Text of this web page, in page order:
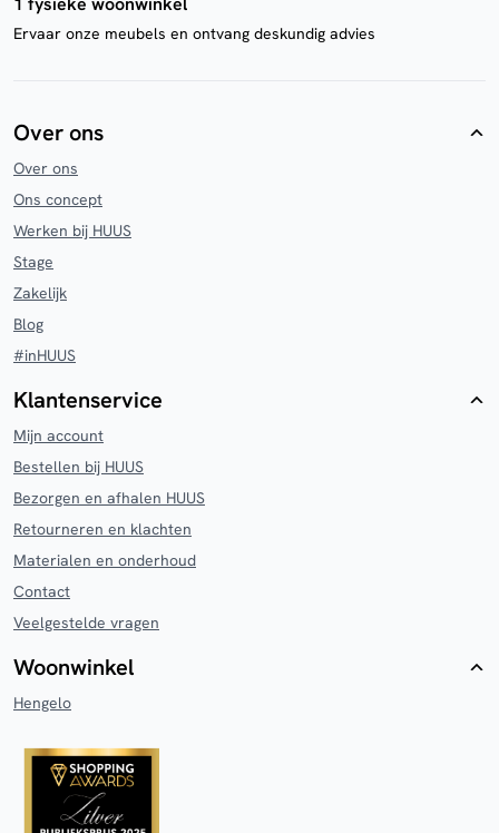
Ervaar onze meubels en ontvang deskundig advies
Over ons
Over ons
Ons concept
Werken bij HUUS
Stage
Zakelijk
Blog
#inHUUS
Klantenservice
Mijn account
Bestellen bij HUUS
Bezorgen en afhalen HUUS
Retourneren en klachten
Materialen en onderhoud
Contact
Veelgestelde vragen
Woonwinkel
Hengelo